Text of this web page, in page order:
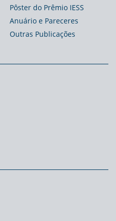
Pôster do Prêmio IESS
Anuário e Pareceres
Outras Publicações